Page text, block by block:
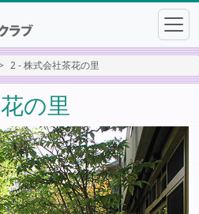
2 - 株式会社茶花の里
の里